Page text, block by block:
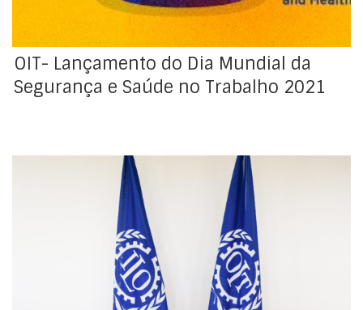
OIT- Lançamento do Dia Mundial da
Segurança e Saúde no Trabalho 2021
Pela segunda vez, o Conselho de Administração (CA)
da Organização Internacional do Trabalho, irá realizar-
se num formato virtual devido à atual pandemia da
COVID-19, cujos trabalhos se iniciaram nesta segunda-
feira. O CA reúne-se três vezes por ano e toma
decisões sobre a política da OIT, decide a agenda da